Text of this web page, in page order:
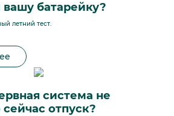
вашу батарейку?
летний тест.
система не
сейчас отпуск?